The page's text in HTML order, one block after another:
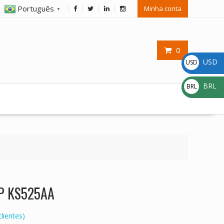
Português ▼ Minha conta
0
KS525AA
USD
$
USD
BRL
R$
BRL